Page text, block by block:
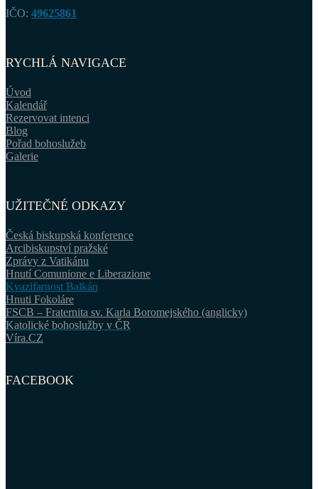
IČO: 49625861
RYCHLÁ NAVIGACE
Úvod
Kalendář
Rezervovat intenci
Blog
Pořad bohoslužeb
Galerie
UŽITEČNÉ ODKAZY
Česká biskupská konference
Arcibiskupství pražské
Zprávy z Vatikánu
Hnutí Comunione e Liberazione
Kvazifarnost Balkán
Hnuti Fokoláre
FSCB – Fraternita sv. Karla Boromejského (anglicky)
Katolické bohoslužby v ČR
Víra.CZ
FACEBOOK